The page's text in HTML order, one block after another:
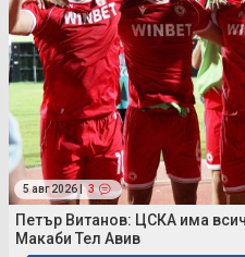
5 авг 2026 | 3
Петър Витанов: ЦСКА има
Макаби Тел Авив